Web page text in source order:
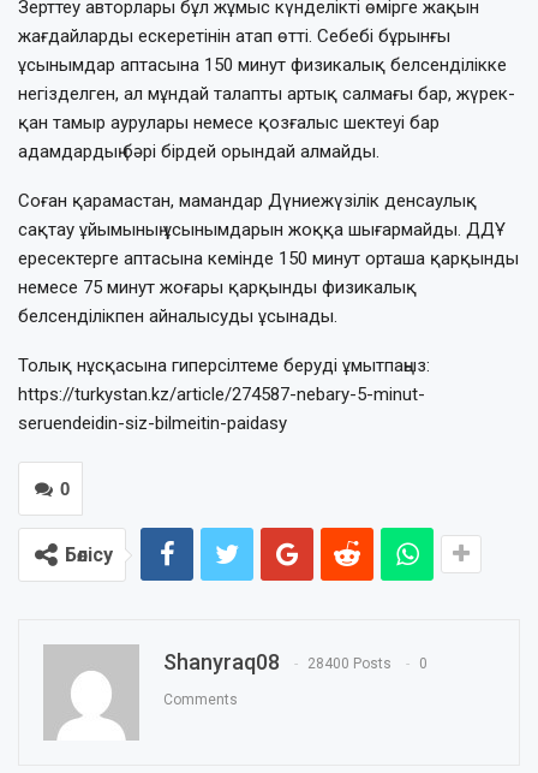
Зерттеу авторлары бұл жұмыс күнделікті өмірге жақын
жағдайларды ескеретінін атап өтті. Себебі бұрынғы
ұсынымдар аптасына 150 минут физикалық белсенділікке
негізделген, ал мұндай талапты артық салмағы бар, жүрек-
қан тамыр аурулары немесе қозғалыс шектеуі бар
адамдардың бәрі бірдей орындай алмайды.
Соған қарамастан, мамандар Дүниежүзілік денсаулық
сақтау ұйымының ұсынымдарын жоққа шығармайды. ДДҰ
ересектерге аптасына кемінде 150 минут орташа қарқынды
немесе 75 минут жоғары қарқынды физикалық
белсенділікпен айналысуды ұсынады.
Толық нұсқасына гиперсілтеме беруді ұмытпаңыз:
https://turkystan.kz/article/274587-nebary-5-minut-
seruendeidin-siz-bilmeitin-paidasy
0
Бөлісу
Shanyraq08 28400 Posts 0
Comments